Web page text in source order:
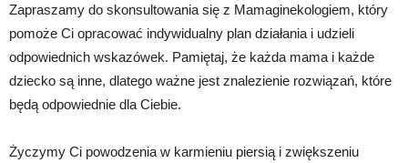
Zapraszamy do skonsultowania się z Mamaginekologiem, który
pomoże Ci opracować indywidualny plan działania i udzieli
odpowiednich wskazówek. Pamiętaj, że każda mama i każde
dziecko są inne, dlatego ważne jest znalezienie rozwiązań, które
będą odpowiednie dla Ciebie.
Życzymy Ci powodzenia w karmieniu piersią i zwiększeniu